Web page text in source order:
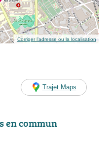
Corriger l’adresse ou la localisation
Trajet Maps
en commun